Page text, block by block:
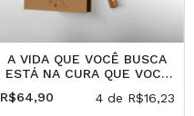
A VIDA QUE VOCÊ BUSCA
ESTÁ NA CURA QUE VOCÊ
R$64,90 4 de R$16,23